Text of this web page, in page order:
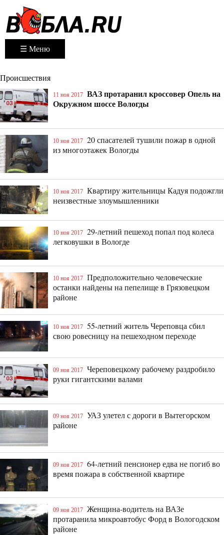
☰ Меню
Происшествия
11 ноя 2017 ВАЗ протаранил кроссовер Опель на
Окружном шоссе Вологды
10 ноя 2017 20 спасателей тушили пожар в одной
из многоэтажек Вологды
10 ноя 2017 Квартиру жительницы Кадуя подожгли
неизвестные злоумышленники
10 ноя 2017 29-летний пешеход попал под колеса
легковушки в Вологде
10 ноя 2017 Предположительно человеческие
останки найдены на пепелище в Грязовецком
районе
10 ноя 2017 55-летний житель Череповца сбил
свою ровесницу на пешеходном переходе
09 ноя 2017 Череповецкому рабочему раздробило
руки гигантскими валами
09 ноя 2017 УАЗ улетел с дороги в Вытегорском
районе
09 ноя 2017 64-летний пенсионер едва не погиб во
время пожара в собственной квартире
09 ноя 2017 Женщина-водитель на ВАЗе
протаранила микроавтобус Форд в Вологодском
районе